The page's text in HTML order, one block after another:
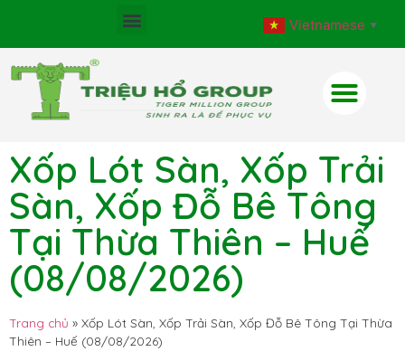
Vietnamese ▼
Xốp Lót Sàn, Xốp Trải
Sàn, Xốp Đỗ Bê Tông
Tại Thừa Thiên – Huế
(08/08/2026)
Trang chủ » Xốp Lót Sàn, Xốp Trải Sàn, Xốp Đỗ Bê Tông Tại Thừa
Thiên – Huế (08/08/2026)